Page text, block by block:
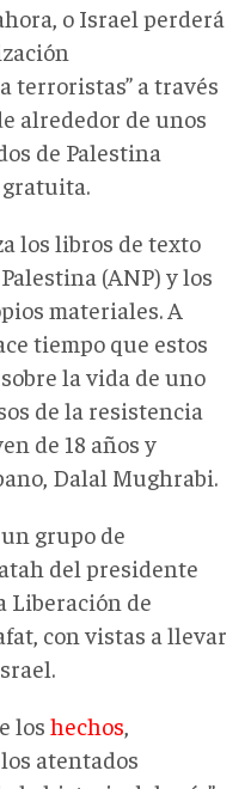
o Israel perderá
terroristas” a través
alrededor de unos
de Palestina
los libros de texto
(ANP) y los
materiales. A
tiempo que estos
la vida de uno
de la resistencia
de 18 años y
Dalal Mughrabi.
grupo de
del presidente
Liberación de
con vistas a llevar
los hechos
atentados